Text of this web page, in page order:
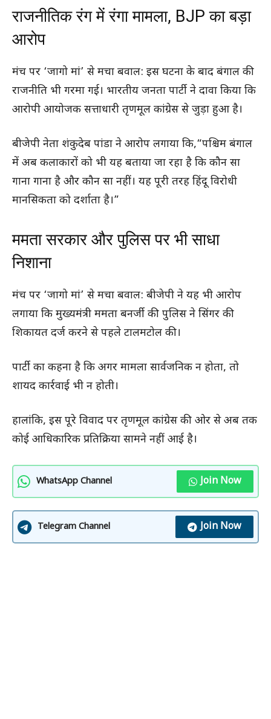
राजनीतिक रंग में रंगा मामला, BJP का बड़ा
आरोप
मंच पर ‘जागो मां’ से मचा बवाल: इस घटना के बाद बंगाल की
राजनीति भी गरमा गई। भारतीय जनता पार्टी ने दावा किया कि
आरोपी आयोजक सत्ताधारी तृणमूल कांग्रेस से जुड़ा हुआ है।
बीजेपी नेता शंकुदेब पांडा ने आरोप लगाया कि,“पश्चिम बंगाल
में अब कलाकारों को भी यह बताया जा रहा है कि कौन सा
गाना गाना है और कौन सा नहीं। यह पूरी तरह हिंदू विरोधी
मानसिकता को दर्शाता है।”
ममता सरकार और पुलिस पर भी साधा
निशाना
मंच पर ‘जागो मां’ से मचा बवाल: बीजेपी ने यह भी आरोप
लगाया कि मुख्यमंत्री ममता बनर्जी की पुलिस ने सिंगर की
शिकायत दर्ज करने से पहले टालमटोल की।
पार्टी का कहना है कि अगर मामला सार्वजनिक न होता, तो
शायद कार्रवाई भी न होती।
हालांकि, इस पूरे विवाद पर तृणमूल कांग्रेस की ओर से अब तक
कोई आधिकारिक प्रतिक्रिया सामने नहीं आई है।
WhatsApp Channel Join Now
Telegram Channel Join Now